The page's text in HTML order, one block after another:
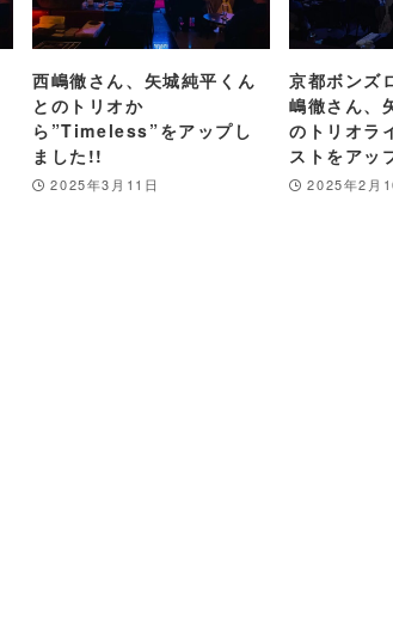
西嶋徹さん、矢城純平くん
とのトリオか
ら”Timeless”をアップし
ました!!
2025年3月11日
京都ボンズ
嶋徹さん、
のトリオラ
ストをアッ
2025年2月